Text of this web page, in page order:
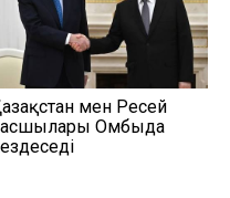
мен Ресей
Омбыда